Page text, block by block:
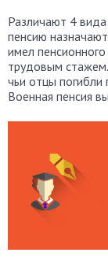
Различают 4
пенсию
имел
трудовым стажем.
чьи отцы погибли
Военная пенсия